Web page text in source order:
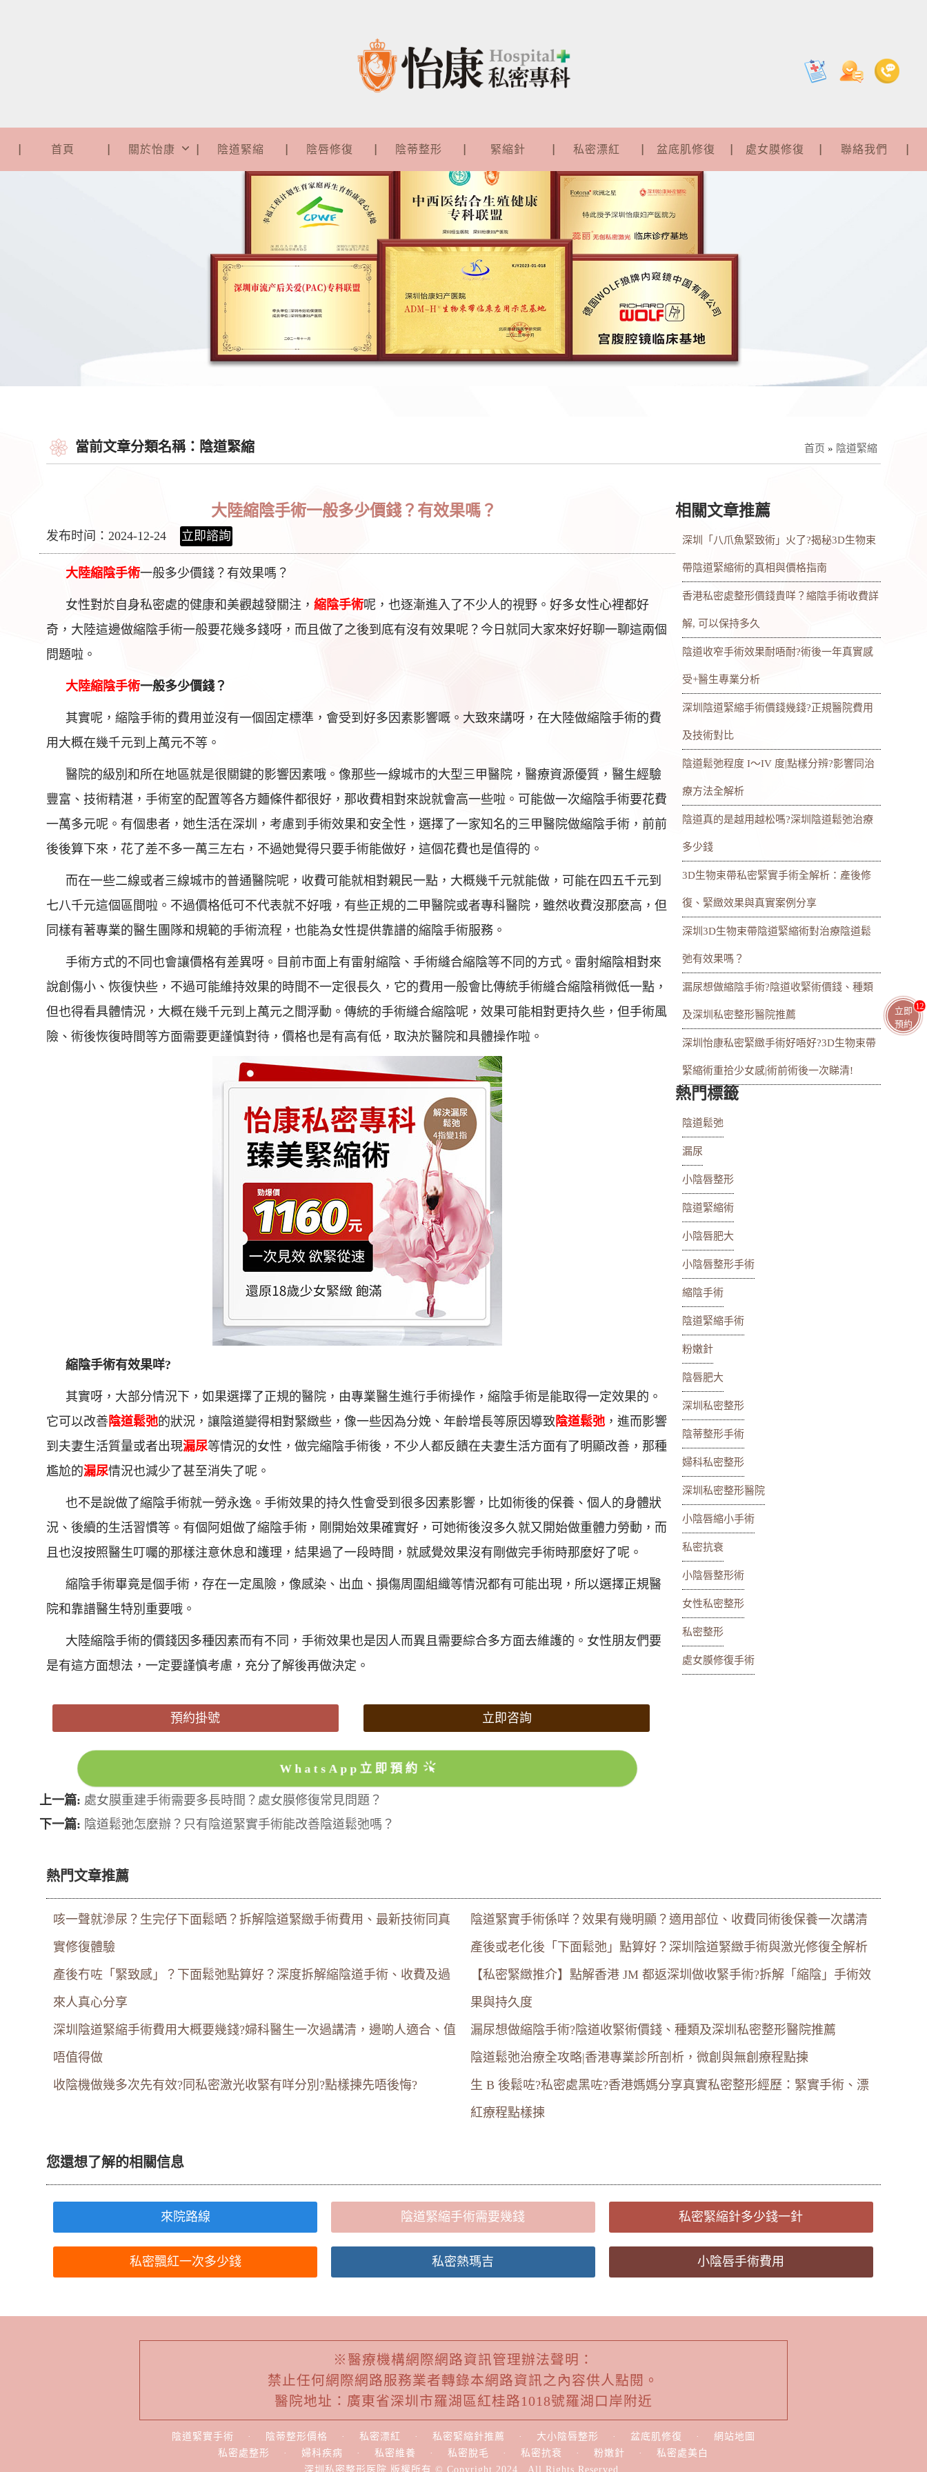
首頁 關於怡康 陰道緊縮 陰唇修復 陰蒂整形 緊縮針 私密漂紅 盆底肌修復 處女膜修復 聯絡我們
當前文章分類名稱：陰道緊縮 首页 » 陰道緊縮
大陸縮陰手術一般多少價錢？有效果嗎？
发布时间：2024-12-24 立即諮詢
大陸縮陰手術一般多少價錢？有效果嗎？
女性對於自身私密處的健康和美觀越發關注，縮陰手術呢，也逐漸進入了不少人的視野。好多女性心裡都好
奇，大陸這邊做縮陰手術一般要花幾多錢呀，而且做了之後到底有沒有效果呢？今日就同大家來好好聊一聊這兩個
問題啦。
大陸縮陰手術一般多少價錢？
其實呢，縮陰手術的費用並沒有一個固定標準，會受到好多因素影響嘅。大致來講呀，在大陸做縮陰手術的費
用大概在幾千元到上萬元不等。
醫院的級別和所在地區就是很關鍵的影響因素哦。像那些一線城市的大型三甲醫院，醫療資源優質，醫生經驗
豐富、技術精湛，手術室的配置等各方麵條件都很好，那收費相對來說就會高一些啦。可能做一次縮陰手術要花費
一萬多元呢。有個患者，她生活在深圳，考慮到手術效果和安全性，選擇了一家知名的三甲醫院做縮陰手術，前前
後後算下來，花了差不多一萬三左右，不過她覺得只要手術能做好，這個花費也是值得的。
而在一些二線或者三線城市的普通醫院呢，收費可能就相對親民一點，大概幾千元就能做，可能在四五千元到
七八千元這個區間啦。不過價格低可不代表就不好哦，有些正規的二甲醫院或者專科醫院，雖然收費沒那麼高，但
同樣有著專業的醫生團隊和規範的手術流程，也能為女性提供靠譜的縮陰手術服務。
手術方式的不同也會讓價格有差異呀。目前市面上有雷射縮陰、手術縫合縮陰等不同的方式。雷射縮陰相對來
說創傷小、恢復快些，不過可能維持效果的時間不一定很長久，它的費用一般會比傳統手術縫合縮陰稍微低一點，
但也得看具體情況，大概在幾千元到上萬元之間浮動。傳統的手術縫合縮陰呢，效果可能相對更持久些，但手術風
險、術後恢復時間等方面需要更謹慎對待，價格也是有高有低，取決於醫院和具體操作啦。
縮陰手術有效果咩?
其實呀，大部分情況下，如果選擇了正規的醫院，由專業醫生進行手術操作，縮陰手術是能取得一定效果的。
它可以改善 陰道鬆弛的狀況，讓陰道變得相對緊緻些，像一些因為分娩、年齡增長等原因導致 陰道鬆弛 ，進而影響
到夫妻生活質量或者出現漏尿等情況的女性，做完縮陰手術後，不少人都反饋在夫妻生活方面有了明顯改善，那種
尷尬的漏尿情況也減少了甚至消失了呢。
也不是說做了縮陰手術就一勞永逸。手術效果的持久性會受到很多因素影響，比如術後的保養、個人的身體狀
況、後續的生活習慣等。有個阿姐做了縮陰手術，剛開始效果確實好，可她術後沒多久就又開始做重體力勞動，而
且也沒按照醫生叮囑的那樣注意休息和護理，結果過了一段時間，就感覺效果沒有剛做完手術時那麼好了呢。
縮陰手術畢竟是個手術，存在一定風險，像感染、出血、損傷周圍組織等情況都有可能出現，所以選擇正規醫
院和靠譜醫生特別重要哦。
大陸縮陰手術的價錢因多種因素而有不同，手術效果也是因人而異且需要綜合多方面去維護的。女性朋友們要
是有這方面想法，一定要謹慎考慮，充分了解後再做決定。
預約掛號 立即咨詢
WhatsApp立即預約
上一篇: 處女膜重建手術需要多長時間？處女膜修復常見問題？
下一篇: 陰道鬆弛怎麼辦？只有陰道緊實手術能改善陰道鬆弛嗎？
相關文章推薦
深圳「八爪魚緊致術」火了?揭秘3D生物束
帶陰道緊縮術的真相與價格指南
香港私密處整形價錢貴咩？縮陰手術收費詳
解, 可以保持多久
陰道收窄手術效果耐唔耐?術後一年真實感
受+醫生專業分析
深圳陰道緊縮手術價錢幾錢?正規醫院費用
及技術對比
陰道鬆弛程度 I～IV 度|點樣分辨?影響同治
療方法全解析
陰道真的是越用越松嗎?深圳陰道鬆弛治療
多少錢
3D生物束帶私密緊實手術全解析：產後修
復、緊緻效果與真實案例分享
深圳3D生物束帶陰道緊縮術對治療陰道鬆
弛有效果嗎？
漏尿想做縮陰手術?陰道收緊術價錢、種類
及深圳私密整形醫院推薦
深圳怡康私密緊緻手術好唔好?3D生物束帶
緊縮術重拾少女感|術前術後一次睇清!
熱門標籤
陰道鬆弛
漏尿
小陰唇整形
陰道緊縮術
小陰唇肥大
小陰唇整形手術
縮陰手術
陰道緊縮手術
粉嫩針
陰唇肥大
深圳私密整形
陰蒂整形手術
婦科私密整形
深圳私密整形醫院
小陰唇縮小手術
私密抗衰
小陰唇整形術
女性私密整形
私密整形
處女膜修復手術
熱門文章推薦
咳一聲就滲尿？生完仔下面鬆晒？拆解陰道緊緻手術費用、最新技術同真
實修復體驗
陰道緊實手術係咩？效果有幾明顯？適用部位、收費同術後保養一次講清
產後或老化後「下面鬆弛」點算好？深圳陰道緊緻手術與激光修復全解析
產後冇咗「緊致感」？下面鬆弛點算好？深度拆解縮陰道手術、收費及過
來人真心分享
【私密緊緻推介】點解香港 JM 都返深圳做收緊手術?拆解「縮陰」手術效
果與持久度
深圳陰道緊縮手術費用大概要幾錢?婦科醫生一次過講清，邊啲人適合、值
唔值得做
漏尿想做縮陰手術?陰道收緊術價錢、種類及深圳私密整形醫院推薦
陰道鬆弛治療全攻略|香港專業診所剖析，微創與無創療程點揀
收陰機做幾多次先有效?同私密激光收緊有咩分別?點樣揀先唔後悔?
生 B 後鬆咗?私密處黑咗?香港媽媽分享真實私密整形經歷：緊實手術、漂
紅療程點樣揀
您還想了解的相關信息
來院路線 陰道緊縮手術需要幾錢 私密緊縮針多少錢一針
私密飄紅一次多少錢 私密熱瑪吉 小陰唇手術費用
※醫療機構網際網路資訊管理辦法聲明：
禁止任何網際網路服務業者轉錄本網路資訊之內容供人點閱。
醫院地址：廣東省深圳市羅湖區紅桂路1018號羅湖口岸附近
陰道緊實手術 · 陰蒂整形價格 · 私密漂紅 · 私密緊縮針推薦 · 大小陰唇整形 · 盆底肌修復 · 網站地圖
私密處整形
·婦科疾病 ·私密維養 ·私密脫毛 ·私密抗衰 ·粉嫩針 ·私密處美白
深圳私密整形医院 版權所有 © Copyright 2024 . All Rights Reserved.
立即
預約
13